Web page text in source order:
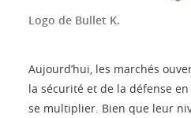
Logo de Bullet K.
Aujourd’hui, les marchés
la sécurité et de la défense
se multiplier. Bien que leur